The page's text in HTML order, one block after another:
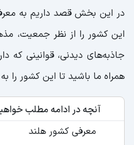
در این بخش قصد داریم به
این کشور را از نظر جمعیت،
جاذبه‌های دیدنی، قوانینی که
همراه ما باشید تا این کشور
آنچه در ادامه مطلب
معرفی کشور هلند